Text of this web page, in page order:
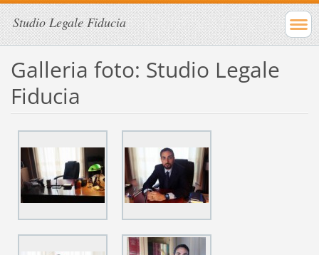
Studio Legale Fiducia
Galleria foto: Studio Legale
Fiducia